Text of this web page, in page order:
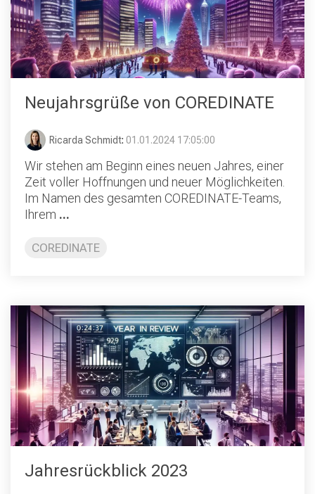
Neujahrsgrüße von COREDINATE
Ricarda Schmidt: 01.01.2024 17:05:00
Wir stehen am Beginn eines neuen Jahres, einer
Zeit voller Hoffnungen und neuer Möglichkeiten.
Im Namen des gesamten COREDINATE-Teams,
Ihrem ...
COREDINATE
Jahresrückblick 2023